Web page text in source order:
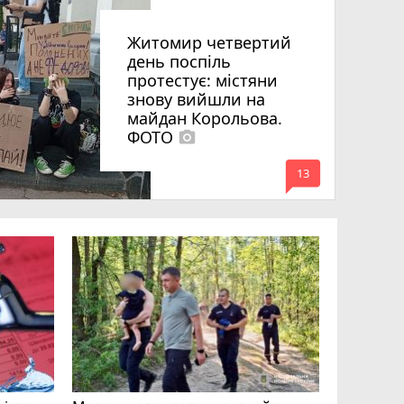
Житомир четвертий
день поспіль
протестує: містяни
знову вийшли на
майдан Корольова.
ФОТО photo_camera
mode_comment
13